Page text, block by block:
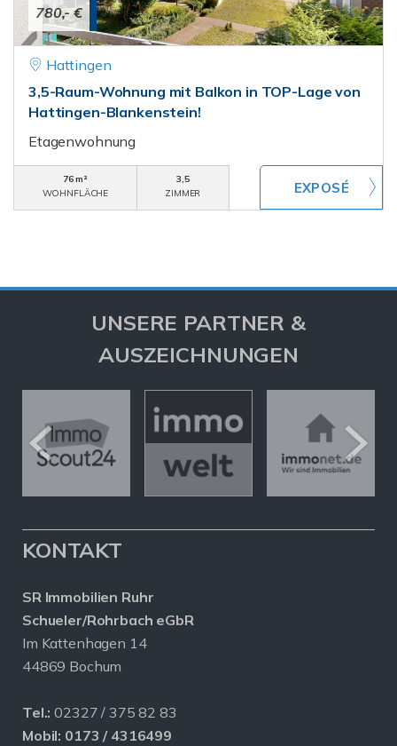
780,- €
Hattingen
3,5-Raum-Wohnung mit Balkon in TOP-Lage von
Hattingen-Blankenstein!
Etagenwohnung
76 m²
WOHNFLÄCHE
3,5
ZIMMER
UNSERE PARTNER &
AUSZEICHNUNGEN
KONTAKT
SR Immobilien Ruhr
Schueler/Rohrbach eGbR
Im Kattenhagen 14
44869 Bochum
Tel.: 02327 / 375 82 83
Mobil: 0173 / 4316499